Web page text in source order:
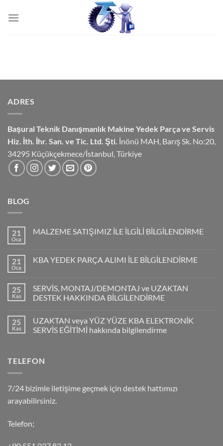
atla
ADRES
Başural Teknik Danışmanlık Makine Yedek Parça ve Servis
Hiz. İth. İhr. San. ve Tic. Ltd. Şti. İnönü MAH, Barış Sk. No:20,
34295 Küçükçekmece/İstanbul, Türkiye
BLOG
21
Oca
MALZEME SATIŞIMIZ İLE İLGİLİ BİLGİLENDİRME
21
Oca
KBA YEDEK PARÇA ALIMI İLE BİLGİLENDİRME
25
Kas
SERVİS, MONTAJ/DEMONTAJ ve UZAKTAN
DESTEK HAKKINDA BİLGİLENDİRME
25
Kas
UZAKTAN veya YÜZ YÜZE KBA ELEKTRONİK
SERVİS EĞİTİMİ hakkında bilgilendirme
TELEFON
7/24 bizimle iletişime geçmek için destek hattımızı
arayabilirsiniz.
Telefon;